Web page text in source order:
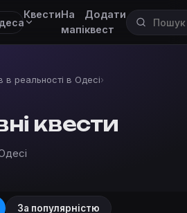
КвестиНа
мапі
Додати
квест
в реальності в Одесі›
квести
За популярністю